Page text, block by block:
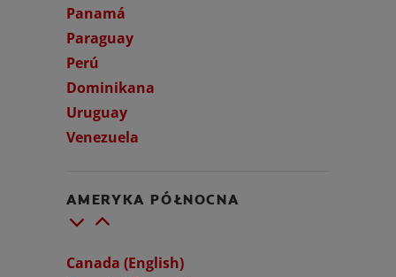
Panamá
Paraguay
Perú
Dominikana
Uruguay
Venezuela
AMERYKA PÓŁNOCNA
Canada (English)